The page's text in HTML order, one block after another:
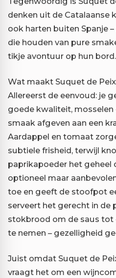
denken uit de Catalaanse
ook harten buiten Spanje
die houden van pure
tikje avontuur op hun bord.
Wat maakt Suquet de
Allereerst de eenvoud: je
goede kwaliteit, mosselen
smaak afgeven aan een
Aardappel en tomaat
subtiele frisheid, terwijl
paprikapoeder het geheel
optioneel maar
toe en geeft de stoofpot
serveert het gerecht in de
stokbrood om de saus tot
te nemen – gezelligheid
Juist omdat Suquet de
vraagt het om een